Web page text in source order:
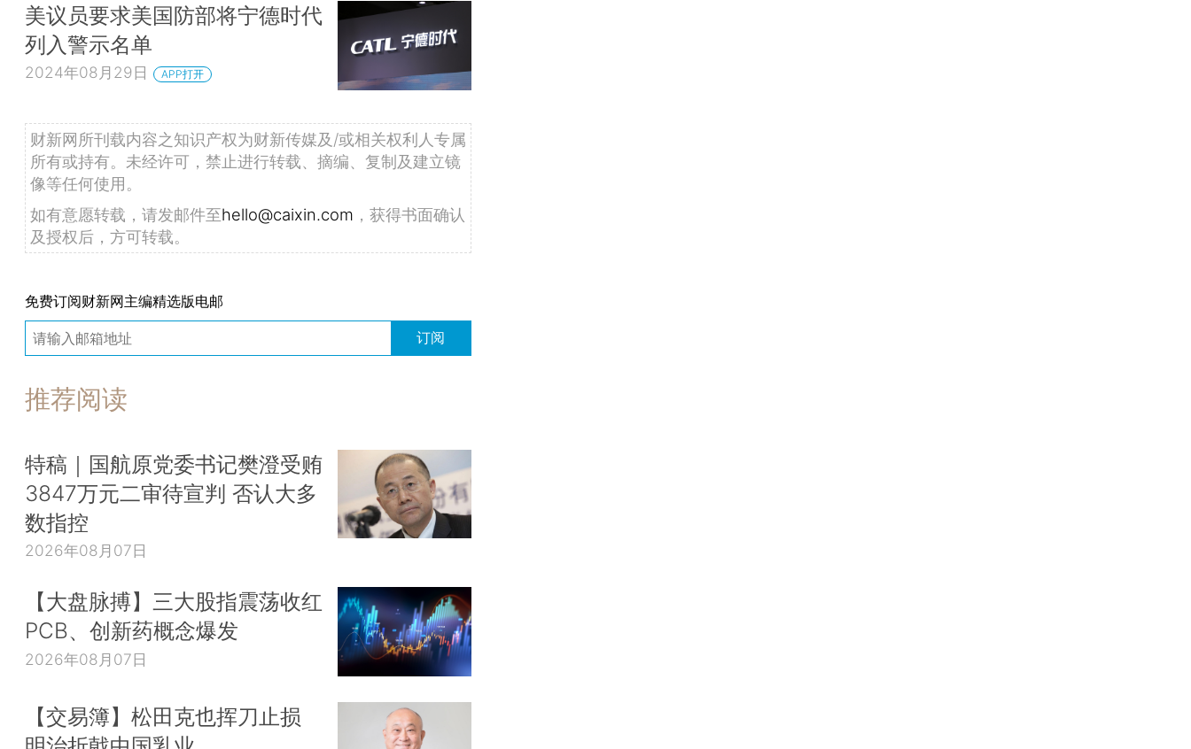
美议员要求美国防部将宁德时代
列入警示名单
2024年08月29日 APP打开
财新网所刊载内容之知识产权为财新传媒及/或相关权利人专属
所有或持有。未经许可，禁止进行转载、摘编、复制及建立镜
像等任何使用。
如有意愿转载，请发邮件至hello@caixin.com ，获得书面确认
及授权后，方可转载。
免费订阅财新网主编精选版电邮
订阅
推荐阅读
特稿｜国航原党委书记樊澄受贿
3847万元二审待宣判 否认大多
数指控
2026年08月07日
【大盘脉搏】三大股指震荡收红
PCB、创新药概念爆发
2026年08月07日
【交易簿】松田克也挥刀止损